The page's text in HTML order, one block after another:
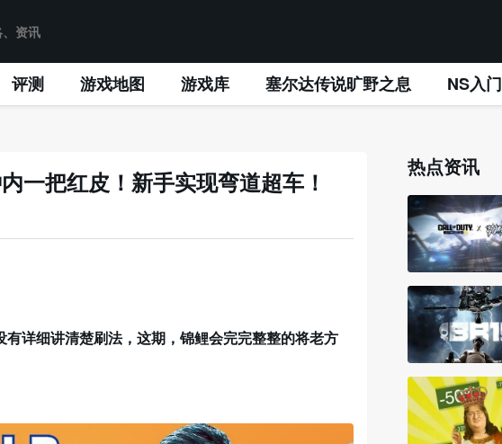
评测 游戏地图 游戏库 塞尔达传说旷野之息 NS入门
一把红皮！新手实现弯道超车！
详细讲清楚刷法，这期，锦鲤会完完整整的将老方
热点资讯